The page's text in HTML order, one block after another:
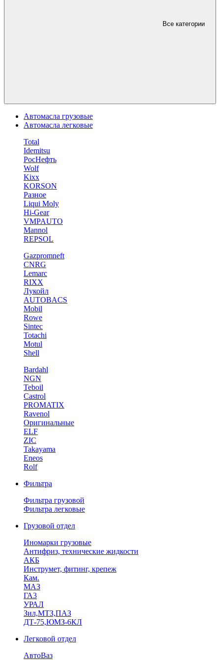
Все категории
Автомасла грузовые
Автомасла легковые
Total
Idemitsu
РосНефть
Wolf
Kixx
KORSON
Разное
Liqui Moly
Hi-Gear
VMPAUTO
Mannol
REPSOL
Gazpromneft
CNRG
Lemarc
RIXX
Лукойл
AUTOBACS
Mobil
Rowe
Sintec
Totachi
Motul
Shell
Bardahl
NGN
Teboil
Castrol
PROMATIX
Ravenol
Оригинальные
ELF
ZIC
Takayama
Eneos
Rolf
Фильтра
Фильтра грузовой
Фильтра легковые
Грузовой отдел
Иномарки грузовые
Антифриз, технические жидкости
АКБ
Инструмет, фитинг, крепеж
Кам.
МАЗ
ГА3
УРАЛ
Зил,МТЗ,ПАЗ
ДТ-75,ЮМЗ-6КЛ
Легковой отдел
АвтоВаз